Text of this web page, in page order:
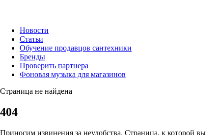
Новости
Статьи
Обучение продавцов сантехники
Бренды
Проверить партнера
Фоновая музыка для магазинов
Страница не найдена
404
Приносим извинения за неудобства. Страница, к которой вы